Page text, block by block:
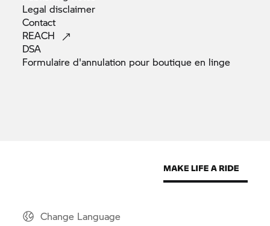
Legaldisclaimer
Contact
REACH
DSA
Formulaire d'annulation pour boutique en linge
Change Language